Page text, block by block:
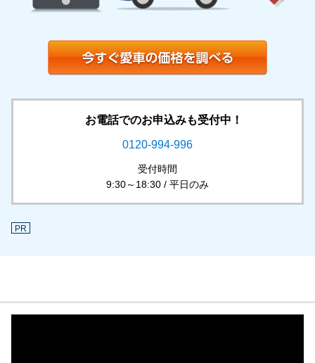
お電話でのお申込みも受付中！
0120-994-996
受付時間
9:30～18:30 / 平日のみ
PR